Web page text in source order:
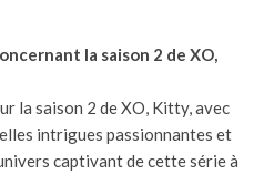
la saison 2 de XO,
la saison 2 de XO, Kitty, avec
intrigues passionnantes et
captivant de cette série à